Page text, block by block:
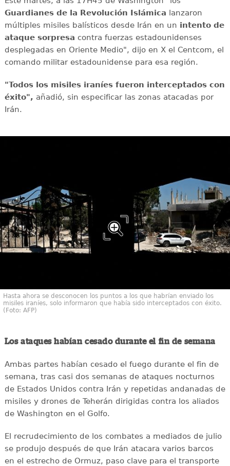
Guardianes de la Revolución Islámica lanzaron
múltiples misiles balísticos desde Irán en un intento de
ataque sorpresa contra fuerzas estadounidenses
desplegadas en Oriente Medio", dijo en X el Centcom, el
comando militar estadounidense para esa región.
"Todos los misiles iraníes fueron interceptados con
éxito", añadió, sin especificar las zonas atacadas por
Irán.
Hasta ahora se desconocen los puntos a los que habrían enviado los
misiles iraníes, solo informaron que había sido interceptados con éxito.
(Foto: AFP)
Los ataques habían cesado durante el fin de semana
Ambas partes habían cesado el fuego durante el fin de
semana, tras casi dos semanas de ataques nocturnos
de Estados Unidos contra Irán y repetidas andanadas de
misiles y drones de Teherán dirigidas contra los aliados
de Washington en el Golfo.
El recrudecimiento de los combates a mediados de julio
se produjo después de que Irán atacara varios barcos
en el estrecho de Ormuz, paso clave para el transporte